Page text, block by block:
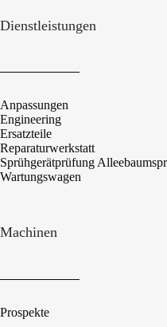
Dienstleistungen
Anpassungen
Engineering
Ersatzteile
Reparaturwerkstatt
Sprühgerätprüfung
Wartungswagen
Machinen
Prospekte